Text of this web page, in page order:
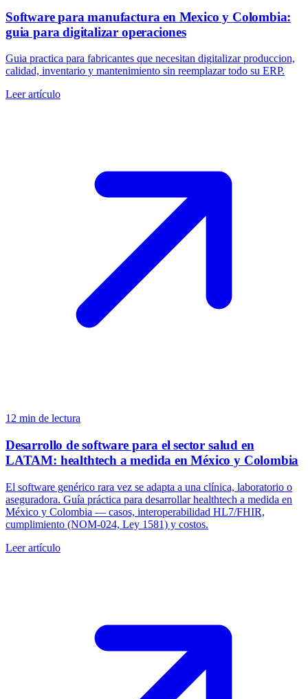
Software para manufactura en Mexico y Colombia:
guia para digitalizar operaciones
Guia practica para fabricantes que necesitan digitalizar produccion,
calidad, inventario y mantenimiento sin reemplazar todo su ERP.
Leer artículo
12 min de lectura
Desarrollo de software para el sector salud en
LATAM: healthtech a medida en México y Colombia
El software genérico rara vez se adapta a una clínica, laboratorio o
aseguradora. Guía práctica para desarrollar healthtech a medida en
México y Colombia — casos, interoperabilidad HL7/FHIR,
cumplimiento (NOM-024, Ley 1581) y costos.
Leer artículo